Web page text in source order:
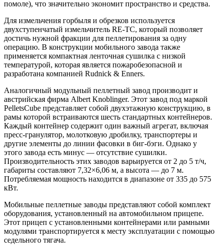
помоле), что значительно экономит пространство и средства.
Для измельчения горбыля и обрезков используется
двухступенчатый измельчитель RE-TC, который позволяет
достичь нужной фракции для пеллетирования за одну
операцию. В конструкции мобильного завода также
применяется компактная ленточная сушилка с низкой
температурой, которая является пожаробезопасной и
разработана компанией Rudnick & Enners.
Аналогичный модульный пеллетный завод производит и
австрийская фирма Albert Knoblinger. Этот завод под маркой
PelletsCube представляет собой двухэтажную конструкцию, в
рамы которой встраиваются шесть стандартных контейнеров.
Каждый контейнер содержит один важный агрегат, включая
пресс-гранулятор, молотковую дробилку, транспортеры и
другие элементы до линии фасовки в биг-бэги. Однако у
этого завода есть минус — отсутствие сушилки.
Производительность этих заводов варьируется от 2 до 5 т/ч,
габариты составляют 7,32×6,06 м, а высота — до 7 м.
Потребляемая мощность находится в диапазоне от 335 до 575
кВт.
Мобильные пеллетные заводы представляют собой комплект
оборудования, установленный на автомобильном прицепе.
Этот прицеп с установленными контейнерами или рамными
модулями транспортируется к месту эксплуатации с помощью
седельного тягача.